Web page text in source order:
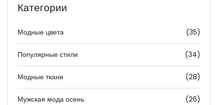
Категории
Модные цвета (35)
Популярные стили (34)
Модные ткани (28)
Мужская мода осень (26)